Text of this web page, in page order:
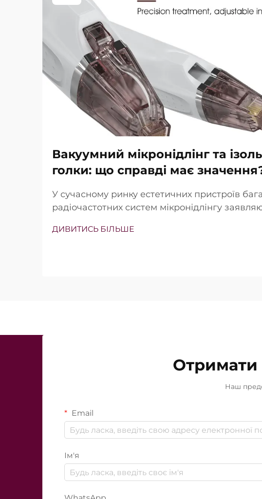
Вакуумний мікронідлінг та
голки: що справді має
У сучасному ринку естетичних пристроїв
радіочастотних систем мікронідлінгу
Проте справжнє питання полягає не просто в
ДИВИТИСЬ БІЛЬШЕ
Отримати
Наш
Email
Ім'я